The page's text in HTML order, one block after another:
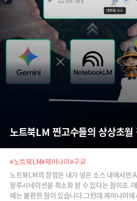
노트북LM 찐고수들의 상상초월
#노트북LM#제미나이#구글
노트북LM의 장점은 내가 넣은 소스 내에서만
할루시네이션을 최소화 할 수 있다는 점이죠.
때는 불편한 점이 있습니다.그런데 제미나이